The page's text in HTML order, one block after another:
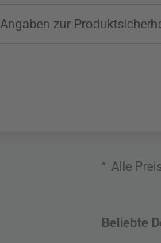
Angaben zur
* Alle
Beliebte